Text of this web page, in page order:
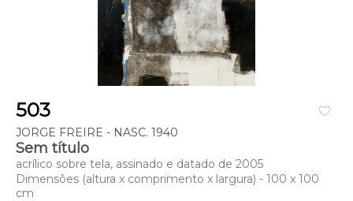
favorite_border
503
JORGE FREIRE - NASC. 1940
Sem título
acrílico sobre tela, assinado e datado de 2005
Dimensões (altura x comprimento x largura) - 100 x 100
cm